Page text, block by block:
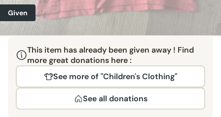
Given
This item has already been given away ! Find
more great donations here :
See more of "Children's Clothing"
See all donations